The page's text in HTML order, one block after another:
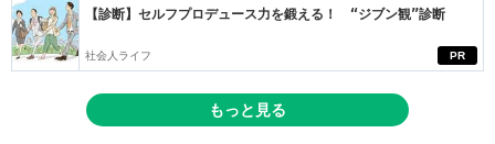
PR
【診断】セルフプロデュース力を鍛える！ “ジブン観”診断
社会人ライフ
もっと見る